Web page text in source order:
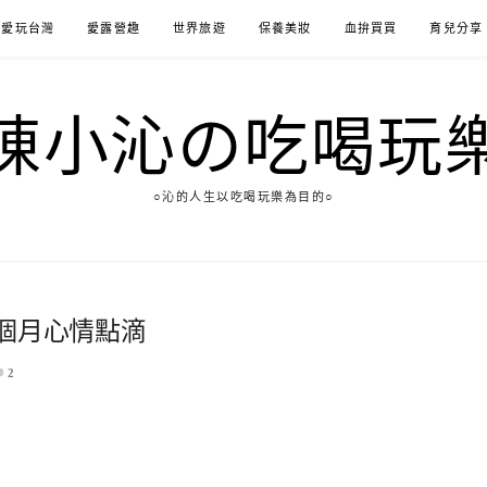
愛玩台灣 愛露營趣 世界旅遊 保養美妝 血拚買買 育兒分享
小沁の吃喝玩
○沁的人生以吃喝玩樂為目的○
月心情點滴
2